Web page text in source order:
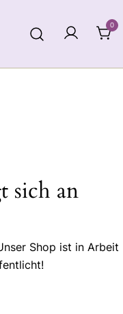
0
sich an
Shop ist in Arbeit